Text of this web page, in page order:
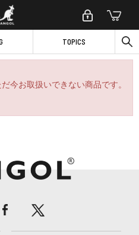
TOPICS
今お取扱いできない商品です。